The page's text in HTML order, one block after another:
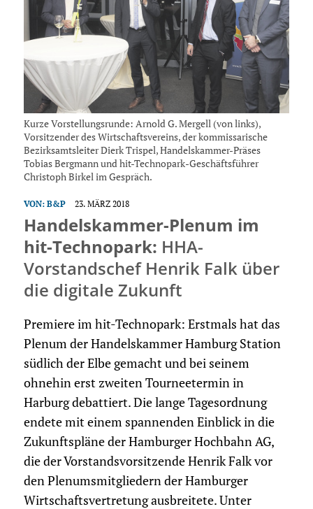
Kurze Vorstellungsrunde: Arnold G. Mergell (von links),
Vorsitzender des Wirtschaftsvereins, der kommissarische
Bezirksamtsleiter Dierk Trispel, Handelskammer-Präses
Tobias Bergmann und hit-Technopark-Geschäftsführer
Christoph Birkel im Gespräch.
VON: B&P 23. MÄRZ 2018
Handelskammer-Plenum im
hit-Technopark: HHA-
Vorstandschef Henrik Falk über
die digitale Zukunft
Premiere im hit-Technopark: Erstmals hat das
Plenum der Handelskammer Hamburg Station
südlich der Elbe gemacht und bei seinem
ohnehin erst zweiten Tourneetermin in
Harburg debattiert. Die lange Tagesordnung
endete mit einem spannenden Einblick in die
Zukunftspläne der Hamburger Hochbahn AG,
die der Vorstandsvorsitzende Henrik Falk vor
den Plenumsmitgliedern der Hamburger
Wirtschaftsvertretung ausbreitete. Unter